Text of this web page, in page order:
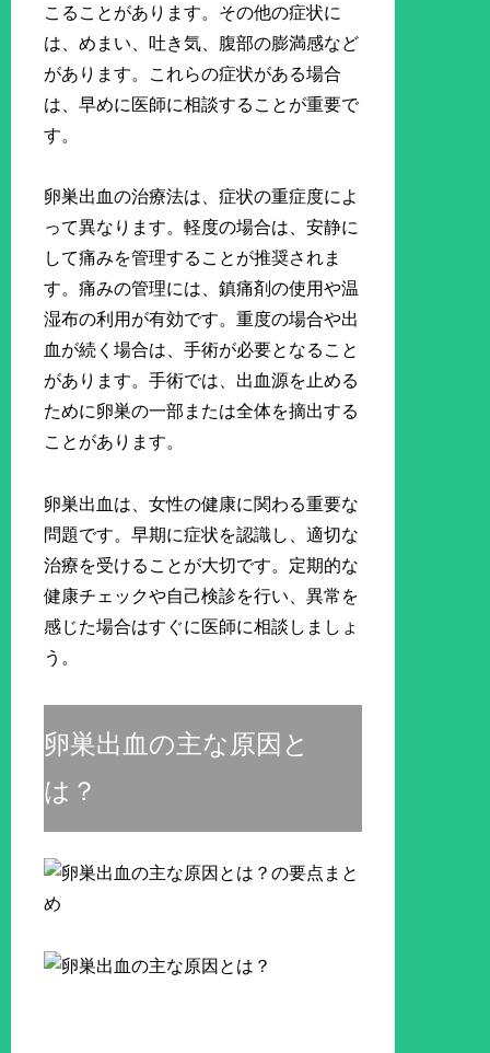
こることがあります。その他の症状に
は、めまい、吐き気、腹部の膨満感など
があります。これらの症状がある場合
は、早めに医師に相談することが重要で
す。
卵巣出血の治療法は、症状の重症度によ
って異なります。軽度の場合は、安静に
して痛みを管理することが推奨されま
す。痛みの管理には、鎮痛剤の使用や温
湿布の利用が有効です。重度の場合や出
血が続く場合は、手術が必要となること
があります。手術では、出血源を止める
ために卵巣の一部または全体を摘出する
ことがあります。
卵巣出血は、女性の健康に関わる重要な
問題です。早期に症状を認識し、適切な
治療を受けることが大切です。定期的な
健康チェックや自己検診を行い、異常を
感じた場合はすぐに医師に相談しましょ
う。
卵巣出血の主な原因と
は？